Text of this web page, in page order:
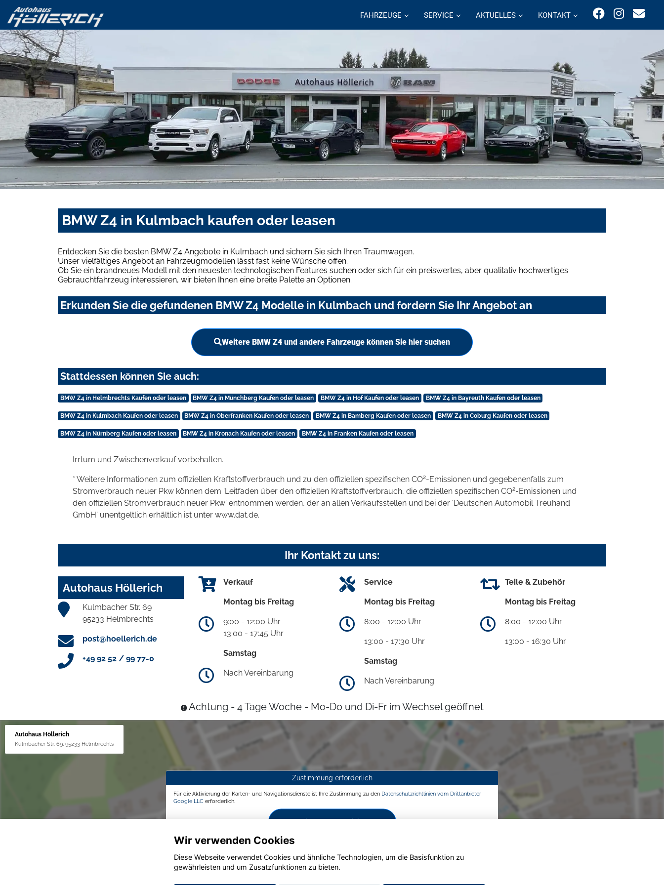
FAHRZEUGE SERVICE AKTUELLES KONTAKT
BMW Z4 in Kulmbach kaufen oder leasen
Entdecken Sie die besten BMW Z4 Angebote in Kulmbach und sichern Sie sich Ihren Traumwagen.
Unser vielfältiges Angebot an Fahrzeugmodellen lässt fast keine Wünsche offen.
Ob Sie ein brandneues Modell mit den neuesten technologischen Features suchen oder sich für ein preiswertes, aber qualitativ hochwertiges
Gebrauchtfahrzeug interessieren, wir bieten Ihnen eine breite Palette an Optionen.
Erkunden Sie die gefundenen BMW Z4 Modelle in Kulmbach und fordern Sie Ihr Angebot an
Weitere BMW Z4 und andere Fahrzeuge können Sie hier suchen
Stattdessen können Sie auch:
BMW Z4 in Helmbrechts Kaufen oder leasen BMW Z4 in Münchberg Kaufen oder leasen BMW Z4 in Hof Kaufen oder leasen BMW Z4 in Bayreuth Kaufen oder leasen
BMW Z4 in Kulmbach Kaufen oder leasen BMW Z4 in Oberfranken Kaufen oder leasen BMW Z4 in Bamberg Kaufen oder leasen BMW Z4 in Coburg Kaufen oder leasen
BMW Z4 in Nürnberg Kaufen oder leasen BMW Z4 in Kronach Kaufen oder leasen BMW Z4 in Franken Kaufen oder leasen
Irrtum und Zwischenverkauf vorbehalten.
* Weitere Informationen zum offiziellen Kraftstoffverbrauch und zu den offiziellen spezifischen CO2-Emissionen und gegebenenfalls zum
Stromverbrauch neuer Pkw können dem 'Leitfaden über den offiziellen Kraftstoffverbrauch, die offiziellen spezifischen CO2-Emissionen und
den offiziellen Stromverbrauch neuer Pkw' entnommen werden, der an allen Verkaufsstellen und bei der 'Deutschen Automobil Treuhand
GmbH' unentgeltlich erhältlich ist unter www.dat.de.
Ihr Kontakt zu uns:
Autohaus Höllerich
Kulmbacher Str. 69
95233 Helmbrechts
post@hoellerich.de
+49 92 52 / 99 77-0
Verkauf
Montag bis Freitag
9:00 - 12:00 Uhr
13:00 - 17:45 Uhr
Samstag
Nach Vereinbarung
Service
Montag bis Freitag
8:00 - 12:00 Uhr
13:00 - 17:30 Uhr
Samstag
Nach Vereinbarung
Teile & Zubehör
Montag bis Freitag
8:00 - 12:00 Uhr
13:00 - 16:30 Uhr
Achtung - 4 Tage Woche - Mo-Do und Di-Fr im Wechsel geöffnet
Autohaus Höllerich
Kulmbacher Str. 69, 95233 Helmbrechts
Zustimmung erforderlich
Für die Aktivierung der Karten- und Navigationsdienste ist Ihre Zustimmung zu den Datenschutzrichtlinien vom Drittanbieter
Google LLC erforderlich.
Zustimmen und aktivieren
Wir verwenden Cookies
Diese Webseite verwendet Cookies und ähnliche Technologien, um die Basisfunktion zu
gewährleisten und um Zusatzfunktionen zu bieten.